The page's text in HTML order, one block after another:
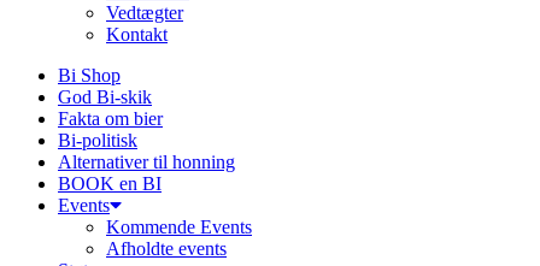
Vedtægter
Kontakt
Bi Shop
God Bi-skik
Fakta om bier
Bi-politisk
Alternativer til honning
BOOK en BI
Events
Kommende Events
Afholdte events